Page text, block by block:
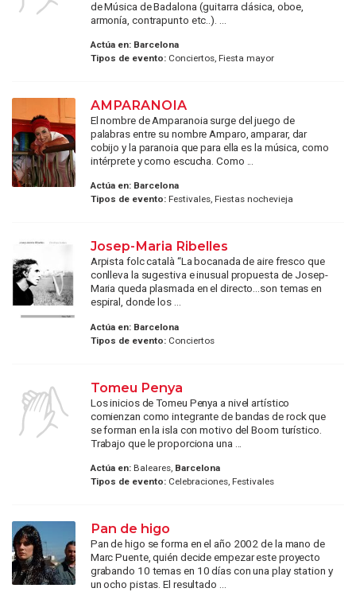
de Música de Badalona (guitarra clásica, oboe,
armonía, contrapunto etc..). ...
Actúa en: Barcelona
Tipos de evento:Conciertos, Fiesta mayor
AMPARANOIA
El nombre de Amparanoia surge del juego de
palabras entre su nombre Amparo, amparar, dar
cobijo y la paranoia que para ella es la música, como
intérprete y como escucha. Como ...
Actúa en: Barcelona
Tipos de evento:Festivales, Fiestas nochevieja
Josep-Maria Ribelles
Arpista folc català “La bocanada de aire fresco que
conlleva la sugestiva e inusual propuesta de Josep-
Maria queda plasmada en el directo…son temas en
espiral, donde los ...
Actúa en: Barcelona
Tipos de evento:Conciertos
Tomeu Penya
Los inicios de Tomeu Penya a nivel artístico
comienzan como integrante de bandas de rock que
se forman en la isla con motivo del Boom turístico.
Trabajo que le proporciona una ...
Actúa en:Baleares, Barcelona
Tipos de evento:Celebraciones, Festivales
Pan de higo
Pan de higo se forma en el año 2002 de la mano de
Marc Puente, quién decide empezar este proyecto
grabando 10 temas en 10 días con una play station y
un ocho pistas. El resultado ...